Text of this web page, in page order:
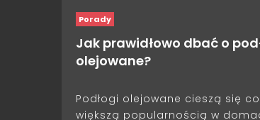
Porady
Jak prawidłowo dbać o
olejowane?
Podłogi olejowane cieszą się
większą popularnością w